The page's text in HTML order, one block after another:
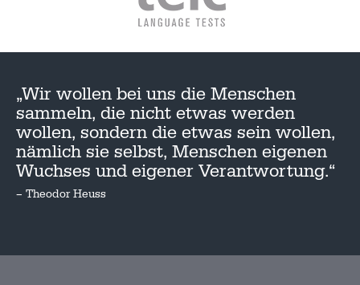
„Wir wollen bei uns die Menschen
sammeln, die nicht etwas werden
wollen, sondern die etwas sein wollen,
nämlich sie selbst, Menschen eigenen
Wuchses und eigener Verantwortung.“
– Theodor Heuss